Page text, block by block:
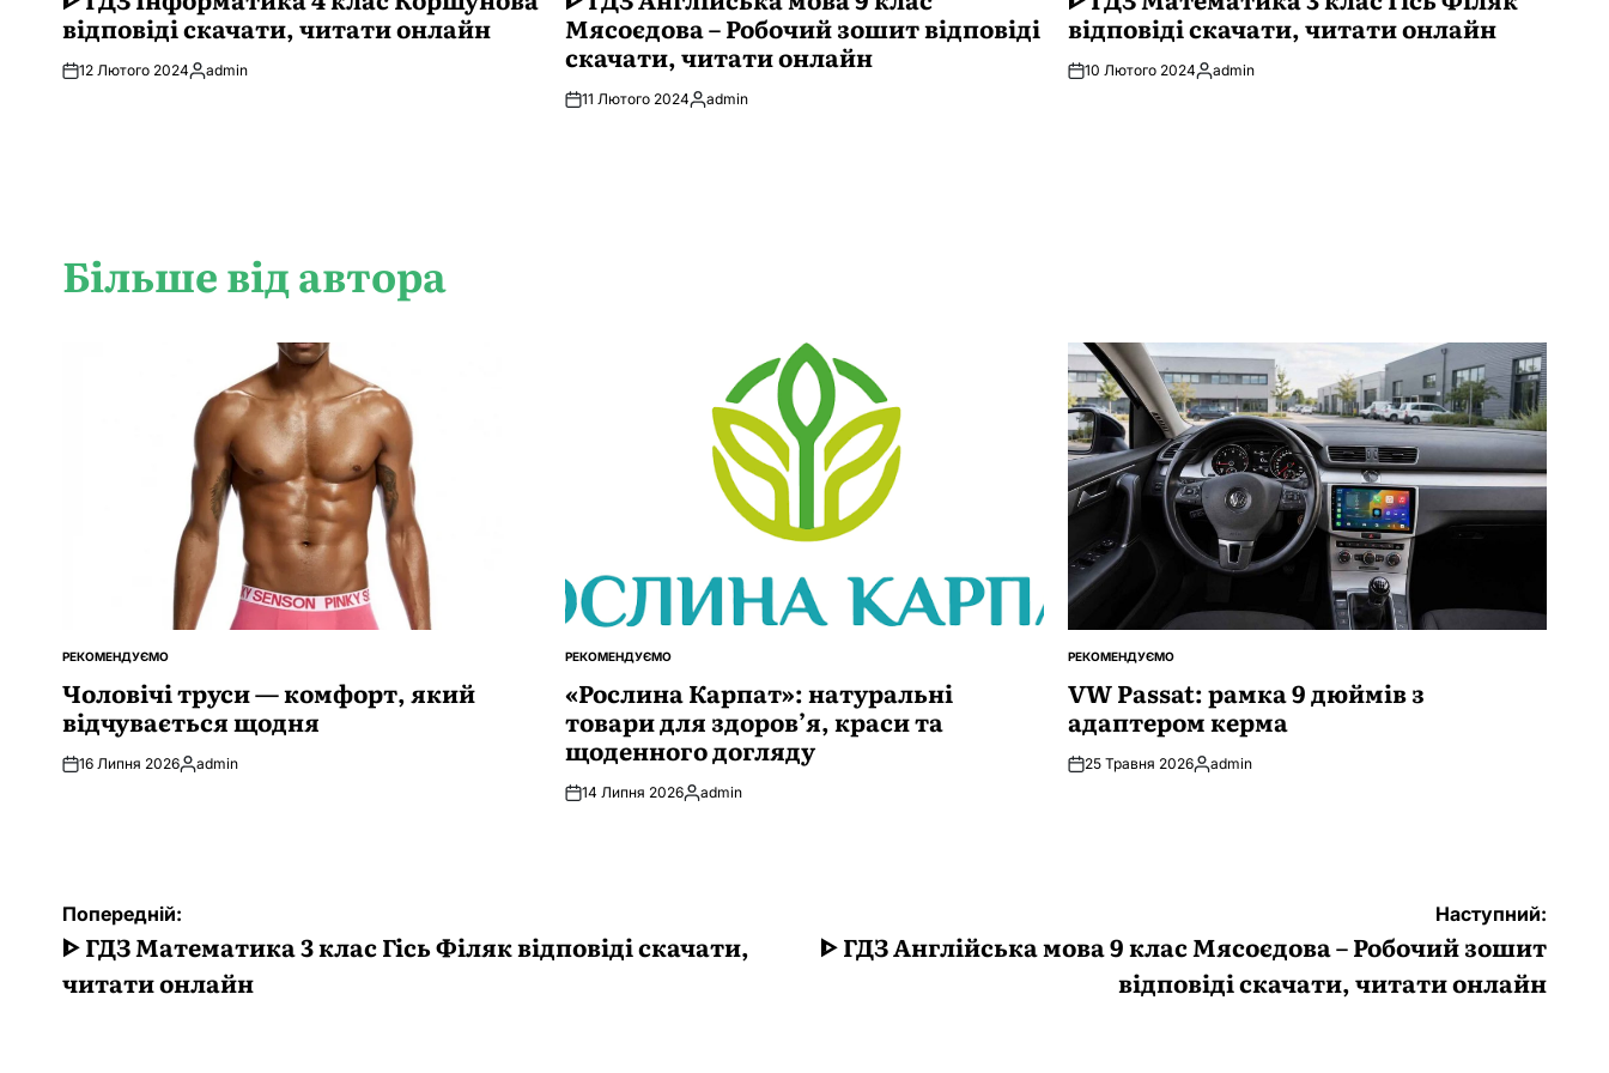
відповіді скачати, читати онлайн
12 Лютого 2024Опубліковано
admin
Мясоєдова – Робочий зошит відповіді
скачати, читати онлайн
11 Лютого 2024Опубліковано
admin
відповіді скачати, читати онлайн
10 Лютого 2024Опубліковано
admin
Більше від автора
ОПУБЛІКУВАТИ
РЕКОМЕНДУЄМО
Чоловічі труси — комфорт, який
відчувається щодня
16 Липня 2026Опубліковано
admin
ОПУБЛІКУВАТИ
РЕКОМЕНДУЄМО
«Рослина Карпат»: натуральні
товари для здоров’я, краси та
щоденного догляду
14 Липня 2026Опубліковано
admin
ОПУБЛІКУВАТИ
РЕКОМЕНДУЄМО
VW Passat: рамка 9 дюймів з
адаптером керма
25 Травня 2026Опубліковано
admin
Навігація
записів
Попередній:
ᐈ ГДЗ Математика 3 клас Гісь Філяк відповіді скачати,
читати онлайн
Наступний:
ᐈ ГДЗ Англійська мова 9 клас Мясоєдова – Робочий зошит
відповіді скачати, читати онлайн